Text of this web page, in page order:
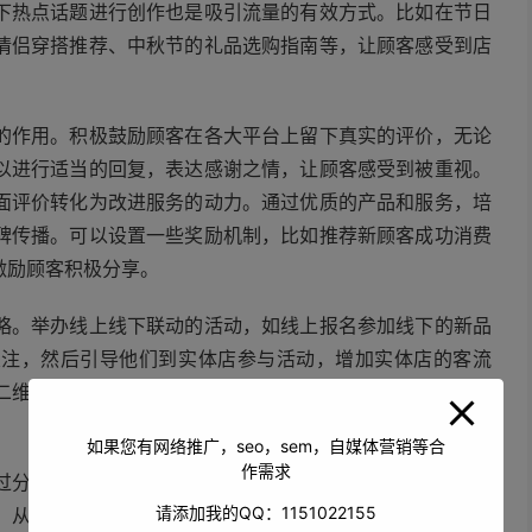
点话题进行创作也是吸引流量的有效方式。比如在节日
穿搭推荐、中秋节的礼品选购指南等，让顾客感受到店
用。积极鼓励顾客在各大平台上留下真实的评价，无论
行适当的回复，表达感谢之情，让顾客感受到被重视。
价转化为改进服务的动力。通过优质的产品和服务，培
播。可以设置一些奖励机制，比如推荐新顾客成功消费
顾客积极分享。
举办线上线下联动的活动，如线上报名参加线下的新品
，然后引导他们到实体店参与活动，增加实体店的客流
码参与抽奖、关注公众号领取优惠券等，将线下的顾客
析网站流量数据、社交媒体平台的互动数据、顾客购买
而有针对性地调整推广策略。比如发现某个时间段内网
如果您有网络推广，seo，sem，自媒体营销等合
作需求
请添加我的QQ：1151022155